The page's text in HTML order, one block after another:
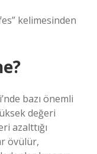
kelimesinden
bazı önemli
değeri
azalttığı
övülür,